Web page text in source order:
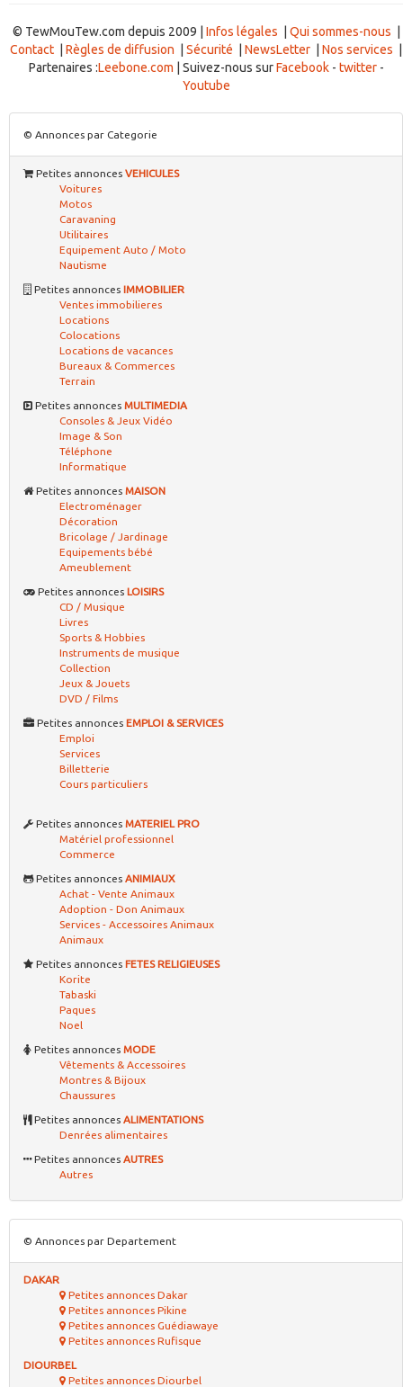
© TewMouTew.com depuis 2009 | Infos légales Qui sommes-nous
Contact
Règles de diffusion Sécurité NewsLetter Nos services
Partenaires :Leebone.com | Suivez-nous surFacebook- twitter-
Youtube
© Annonces par Categorie
Petites annonces VEHICULES
Voitures
Motos
Caravaning
Utilitaires
Equipement Auto / Moto
Nautisme
Petites annonces IMMOBILIER
Ventes immobilieres
Locations
Colocations
Locations de vacances
Bureaux & Commerces
Terrain
Petites annonces MULTIMEDIA
Consoles & Jeux Vidéo
Image & Son
Téléphone
Informatique
Petites annonces MAISON
Electroménager
Décoration
Bricolage / Jardinage
Equipements bébé
Ameublement
Petites annonces LOISIRS
CD / Musique
Livres
Sports & Hobbies
Instruments de musique
Collection
Jeux & Jouets
DVD / Films
Petites annonces EMPLOI & SERVICES
Emploi
Services
Billetterie
Cours particuliers
Petites annonces MATERIEL PRO
Matériel professionnel
Commerce
Petites annonces ANIMIAUX
Achat - Vente Animaux
Adoption - Don Animaux
Services - Accessoires Animaux
Animaux
Petites annonces FETES RELIGIEUSES
Korite
Tabaski
Paques
Noel
Petites annonces MODE
Vêtements & Accessoires
Montres & Bijoux
Chaussures
Petites annonces ALIMENTATIONS
Denrées alimentaires
Petites annonces AUTRES
Autres
© Annonces par Departement
DAKAR
Petites annonces Dakar
Petites annonces Pikine
Petites annonces Guédiawaye
Petites annonces Rufisque
DIOURBEL
Petites annonces Diourbel